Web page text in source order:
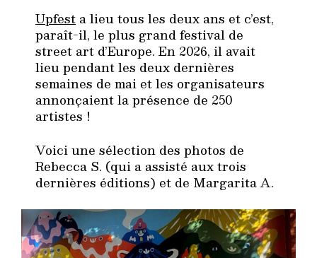
Upfest a lieu tous les deux ans et c’est,
paraît-il, le plus grand festival de
street art d’Europe. En 2026, il avait
lieu pendant les deux dernières
semaines de mai et les organisateurs
annonçaient la présence de 250
artistes !
Voici une sélection des photos de
Rebecca S. (qui a assisté aux trois
dernières éditions) et de Margarita A.